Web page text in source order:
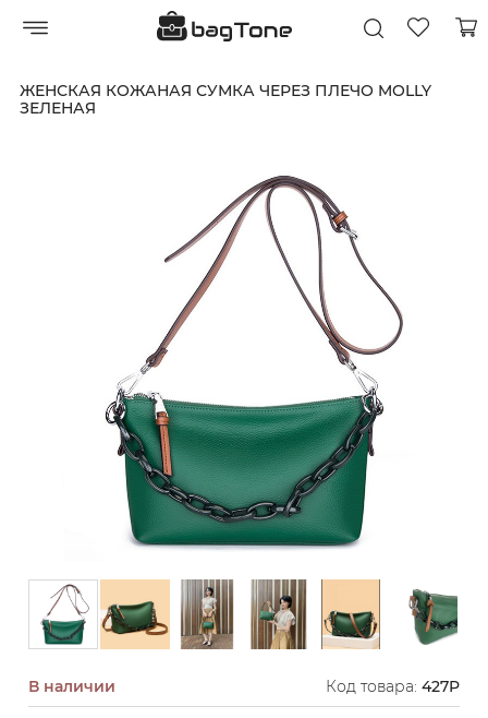
ЖЕНСКАЯ КОЖАНАЯ СУМКА ЧЕРЕЗ ПЛЕЧО MOLLY
ЗЕЛЕНАЯ
В наличии Код товара: 427P